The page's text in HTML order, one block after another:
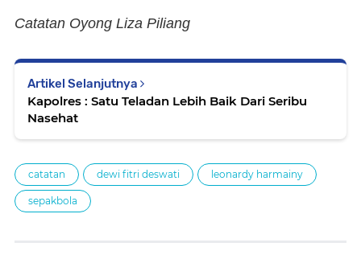
Catatan Oyong Liza Piliang
Artikel Selanjutnya
Kapolres : Satu Teladan Lebih Baik Dari Seribu
Nasehat
catatan dewi fitri deswati leonardy harmainy
sepakbola